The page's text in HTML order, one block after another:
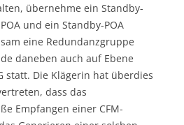
übernehme ein Standby-
und ein Standby-POA
eine Redundanzgruppe
daneben auch auf Ebene
statt. Die Klägerin hat überdies
dass das
Empfangen einer CFM-